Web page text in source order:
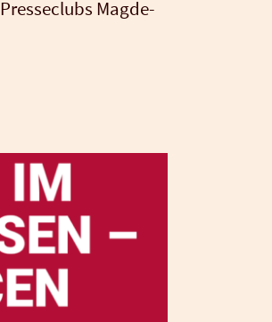
Mag­de­